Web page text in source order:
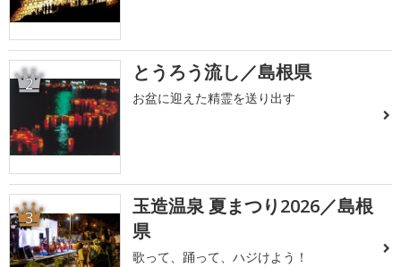
2 とうろう流し／島根県
お盆に迎えた精霊を送り出す
3
玉造温泉 夏まつり2026／島根
県
歌って、踊って、ハジけよう！